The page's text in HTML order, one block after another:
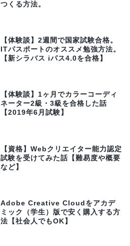
つくる方法。
【体験談】2週間で国家試験合格。
ITパスポートのオススメ勉強方法。
【新シラバス iパス4.0を合格】
【体験談】1ヶ月でカラーコーディ
ネーター2級・3級を合格した話
【2019年6月試験】
【資格】Webクリエイター能力認定
試験を受けてみた話【難易度や概要
など】
Adobe Creative Cloudをアカデ
ミック（学生）版で安く購入する方
法【社会人でもOK】